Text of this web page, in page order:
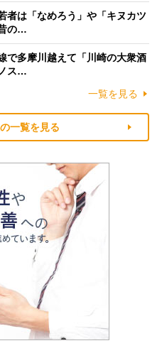
者は「なめろう」や「キヌカツ
の…
で多摩川越えて「川崎の大衆酒
ス…
一覧を見る
一覧を見る